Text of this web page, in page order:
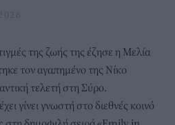
της ζωής της έζησε η Μελία
τον αγαπημένο της Νίκο
τελετή στη Σύρο.
γίνει γνωστή στο διεθνές κοινό